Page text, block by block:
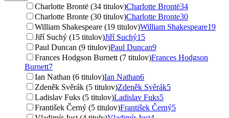
Charlotte Brontë (34 titulov)Charlotte Brontë34
Charlotte Bronte (30 titulov)Charlotte Bronte30
William Shakespeare (19 titulov)William Shakespeare19
Jiří Suchý (15 titulov)Jiří Suchý15
Paul Duncan (9 titulov)Paul Duncan9
Frances Hodgson Burnett (7 titulov)Frances Hodgson
Burnett7
Ian Nathan (6 titulov)Ian Nathan6
Zdeněk Svěrák (5 titulov)Zdeněk Svěrák5
Ladislav Fuks (5 titulov)Ladislav Fuks5
František Černý (5 titulov)František Černý5